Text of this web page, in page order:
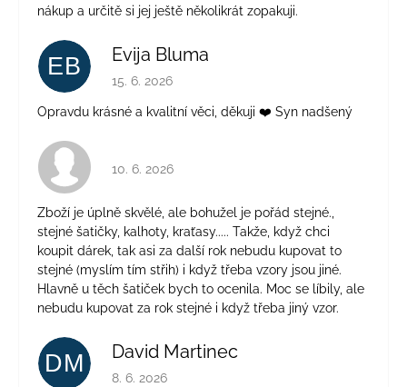
nákup a určitě si jej ještě několikrát zopakuji.
EB Evija Bluma
Hodnocení obchodu je 5 z 5 hvězdiček.
15. 6. 2026
Opravdu krásné a kvalitní věci, děkuji ❤️ Syn nadšený
Hodnocení obchodu je 4 z 5 hvězdiček.
10. 6. 2026
Zboží je úplně skvělé, ale bohužel je pořád stejné.,
stejné šatičky, kalhoty, kraťasy..... Takže, když chci
koupit dárek, tak asi za další rok nebudu kupovat to
stejné (myslím tím střih) i když třeba vzory jsou jiné.
Hlavně u těch šatiček bych to ocenila. Moc se líbily, ale
nebudu kupovat za rok stejné i když třeba jiný vzor.
DM David Martinec
Hodnocení obchodu je 5 z 5 hvězdiček.
8. 6. 2026